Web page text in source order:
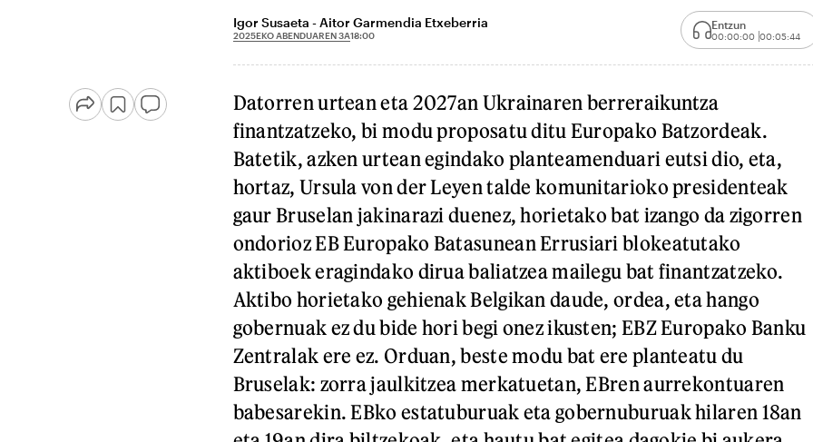
Igor Susaeta - Aitor Garmendia Etxeberria
2025EKO ABENDUAREN 3A18:00
Entzun
00:00:00 00:05:44
Datorren urtean eta 2027an Ukrainaren berreraikuntza
finantzatzeko, bi modu proposatu ditu Europako Batzordeak.
Batetik, azken urtean egindako planteamenduari eutsi dio, eta,
hortaz, Ursula von der Leyen talde komunitarioko presidenteak
gaur Bruselan jakinarazi duenez, horietako bat izango da zigorren
ondorioz EB Europako Batasunean Errusiari blokeatutako
aktiboek eragindako dirua baliatzea mailegu bat finantzatzeko.
Aktibo horietako gehienak Belgikan daude, ordea, eta hango
gobernuak ez du bide hori begi onez ikusten; EBZ Europako Banku
Zentralak ere ez. Orduan, beste modu bat ere planteatu du
Bruselak: zorra jaulkitzea merkatuetan, EBren aurrekontuaren
babesarekin. EBko estatuburuak eta gobernuburuak hilaren 18an